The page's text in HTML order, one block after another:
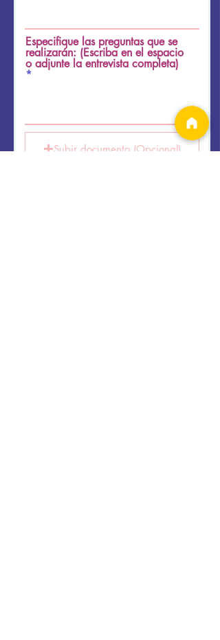
Especifique las preguntas que se
realizarán: (Escriba en el espacio
o adjunte la entrevista completa)
Subir documento (Opcional)